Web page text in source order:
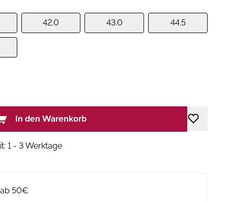
42.0 43.0 44.5
In den Warenkorb
1 - 3 Werktage
50€